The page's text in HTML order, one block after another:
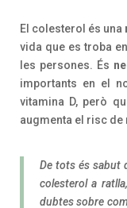
El colesterol és una
vida que es troba
les persones. És
importants en el
vitamina D, però
augmenta el risc de
De tots és sabut
colesterol a
dubtes sobre